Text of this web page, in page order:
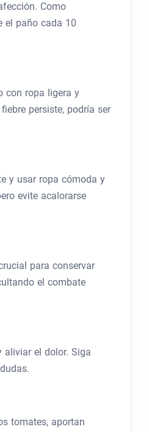
Como
el paño cada 10
con ropa ligera y
persiste, podría ser
y usar ropa cómoda y
evite acalorarse
para conservar
el combate
aliviar el dolor. Siga
tomates, aportan